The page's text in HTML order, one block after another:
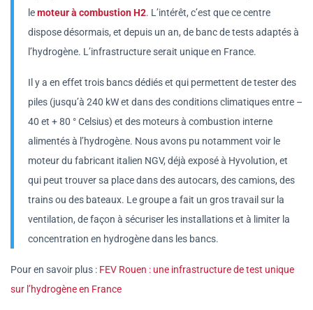
lemoteur à combustion H2. L’intérêt, c’est que ce centre
dispose désormais, et depuis un an, de banc de tests adaptés à
l’hydrogène. L’infrastructure serait unique en France.
Il y a en effet trois bancs dédiés et qui permettent de tester des
piles (jusqu’à 240 kW et dans des conditions climatiques entre –
40 et + 80 ° Celsius) et des moteurs à combustion interne
alimentés à l’hydrogène. Nous avons pu notamment voir le
moteur du fabricant italien NGV, déjà exposé à Hyvolution, et
qui peut trouver sa place dans des autocars, des camions, des
trains ou des bateaux. Le groupe a fait un gros travail sur la
ventilation, de façon à sécuriser les installations et à limiter la
concentration en hydrogène dans les bancs.
Pour en savoir plus : FEV Rouen : une infrastructure de test unique
sur l’hydrogène en France